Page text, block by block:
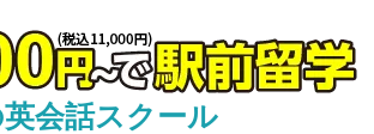
会話スクール